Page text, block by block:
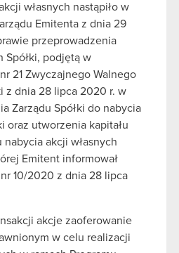
własnych nastąpiło w
Emitenta z dnia 29
przeprowadzenia
Spółki, podjętą w
21 Zwyczajnego Walnego
z dnia 28 lipca 2020 r. w
Zarządu Spółki do nabycia
oraz utworzenia kapitału
akcji własnych
Emitent informował
10/2020 z dnia 28 lipca
akcje zaoferowanie
w celu realizacji